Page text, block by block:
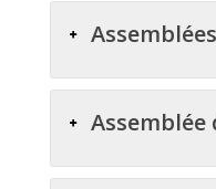
Assemblée